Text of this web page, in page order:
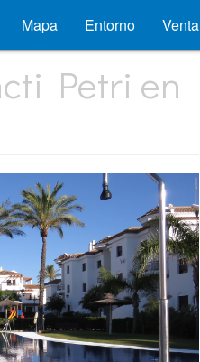
Mapa Entorno Venta
Petri en